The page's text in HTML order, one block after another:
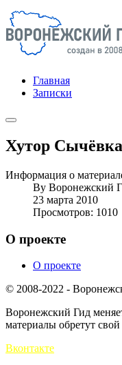
Главная
Записки
Хутор Сычёвка
Информация о
By Воронежский
23 марта 2010
Просмотров: 1010
О проекте
О проекте
© 2008-2022 -
Воронежский Гид
материалы обретут
Вконтакте